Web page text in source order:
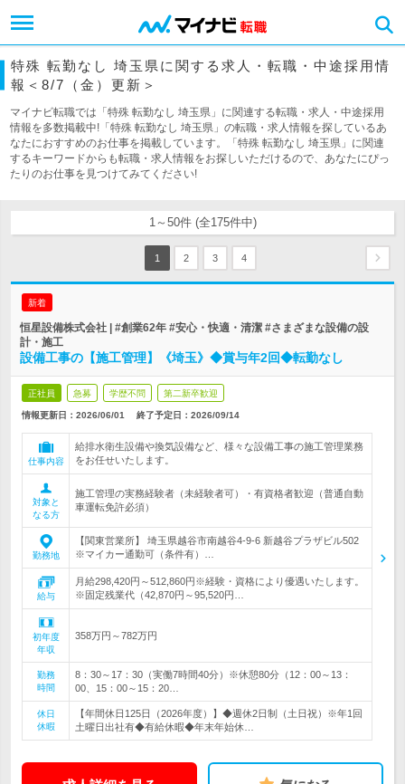
特殊 転勤なし 埼玉県に関する求人・転職・中途採用情
報＜8/7（金）更新＞
マイナビ転職では「特殊 転勤なし 埼玉県」に関連する転職・求人・中途採用
情報を多数掲載中!「特殊 転勤なし 埼玉県」の転職・求人情報を探しているあ
なたにおすすめのお仕事を掲載しています。「特殊 転勤なし 埼玉県」に関連
するキーワードからも転職・求人情報をお探しいただけるので、あなたにぴっ
たりのお仕事を見つけてみてください!
1～50件 (全175件中)
1 2 3 4
新着
恒星設備株式会社 | #創業62年 #安心・快適・清潔 #さまざまな設備の設
計・施工
設備工事の【施工管理】《埼玉》◆賞与年2回◆転勤なし
正社員 急募 学歴不問 第二新卒歓迎
情報更新日：2026/06/01 終了予定日： 2026/09/14
仕事内容
給排水衛生設備や換気設備など、様々な設備工事の施工管理業務
をお任せいたします。
対象と
なる方
施工管理の実務経験者（未経験者可）・有資格者歓迎（普通自動
車運転免許必須）
勤務地
【関東営業所】 埼玉県越谷市南越谷4-9-6 新越谷プラザビル502
※マイカー通勤可（条件有）…
給与
月給298,420円～512,860円※経験・資格により優遇いたします。
※固定残業代（42,870円～95,520円…
初年度
年収
358万円～782万円
勤務
時間
8：30～17：30（実働7時間40分）※休憩80分（12：00～13：
00、15：00～15：20…
休日
休暇
【年間休日125日（2026年度）】◆週休2日制（土日祝）※年1回
土曜日出社有◆有給休暇◆年末年始休…